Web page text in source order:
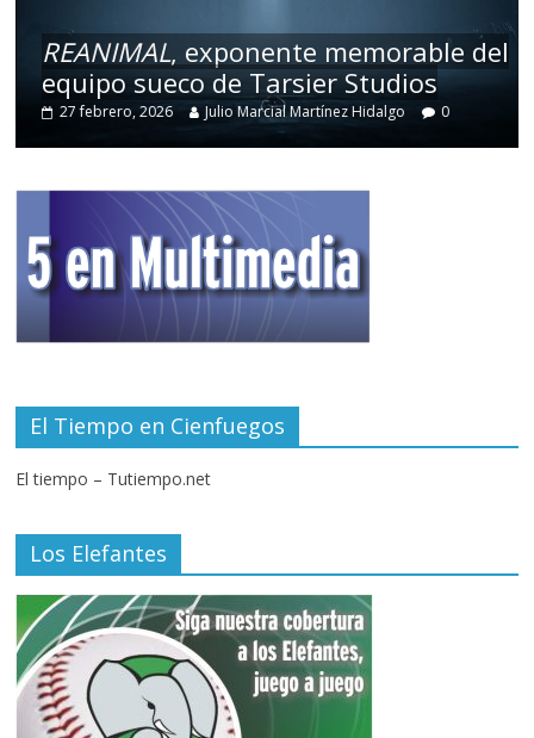
REANIMAL, exponente memorable del
equipo sueco de Tarsier Studios
27 febrero, 2026 Julio Marcial Martínez Hidalgo 0
El Tiempo en Cienfuegos
El tiempo – Tutiempo.net
Los Elefantes